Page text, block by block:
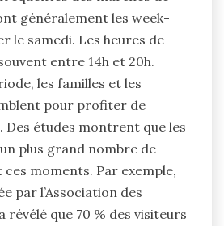
généralement les week-
le samedi. Les heures de
entre 14h et 20h.
les familles et les
pour profiter de
Des études montrent que les
plus grand nombre de
moments. Par exemple,
par l’Association des
révélé que 70 % des visiteurs